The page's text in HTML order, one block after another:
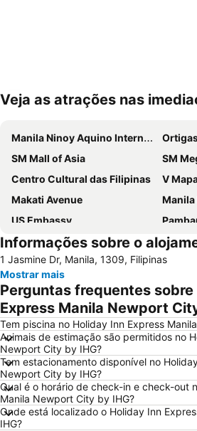
Ampliar mapa
Veja as atrações nas
Manila Ninoy Aquino International Airport
SM Mall of Asia
SM
Centro Cultural das Filipinas
V
Makati Avenue
Manila
US Embassy
Intramuros
Abad Santos LRT 1
Manila
Ermita
University of Santo Tomas
Loyola Heights
Informações sobre o
1 Jasmine Dr, Manila, 1309, Filipinas
Mostrar mais
Perguntas frequentes
Express Manila Newport
Tem piscina no Holiday Inn Express
Animais de estimação são permitidos no
Newport City by IHG?
Tem estacionamento disponível no
Newport City by IHG?
Qual é o horário de check-in e check-out
Manila Newport City by IHG?
Onde está localizado o Holiday Inn
IHG?